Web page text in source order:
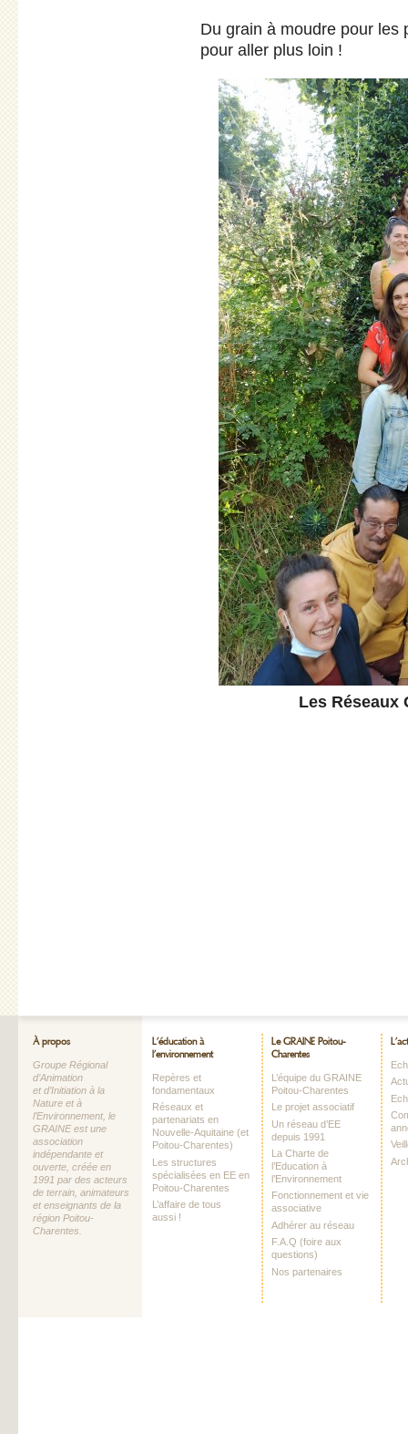
Du grain à moudre pour les
pour aller plus loin !
Les Réseaux
À propos
Groupe Régional
d’Animation
et d’Initiation à la
Nature et à
l’Environnement, le
GRAINE est une
association
indépendante et
ouverte, créée en
1991 par des acteurs
de terrain, animateurs
et enseignants de la
région Poitou-
Charentes.
L’éducation à
l’environnement
Repères et
fondamentaux
Réseaux et
partenariats en
Nouvelle-Aquitaine (et
Poitou-Charentes)
Les structures
spécialisées en EE en
Poitou-Charentes
L’affaire de tous
aussi !
Le GRAINE Poitou-
Charentes
L’équipe du GRAINE
Poitou-Charentes
Le projet associatif
Un réseau d’EE
depuis 1991
La Charte de
l’Education à
l’Environnement
Fonctionnement et vie
associative
Adhérer au réseau
F.A.Q (foire aux
questions)
Nos partenaires